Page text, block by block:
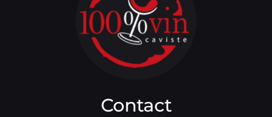
Contact